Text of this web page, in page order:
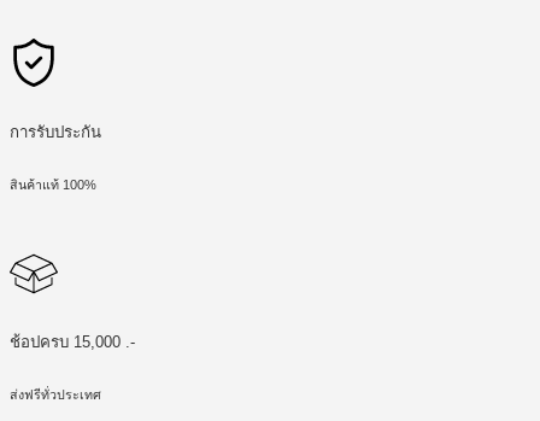
การรับประกัน
สินค้าแท้ 100%
ช้อปครบ 15,000 .-
ส่งฟรีทั่วประเทศ